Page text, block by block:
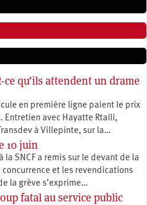
ce qu’ils attendent un drame
en première ligne paient le prix
Entretien avec Hayatte Rtaili,
à Villepinte, sur la…
10 juin
SNCF a remis sur le devant de la
concurrence et les revendications
la grève s’exprime…
fatal au service public